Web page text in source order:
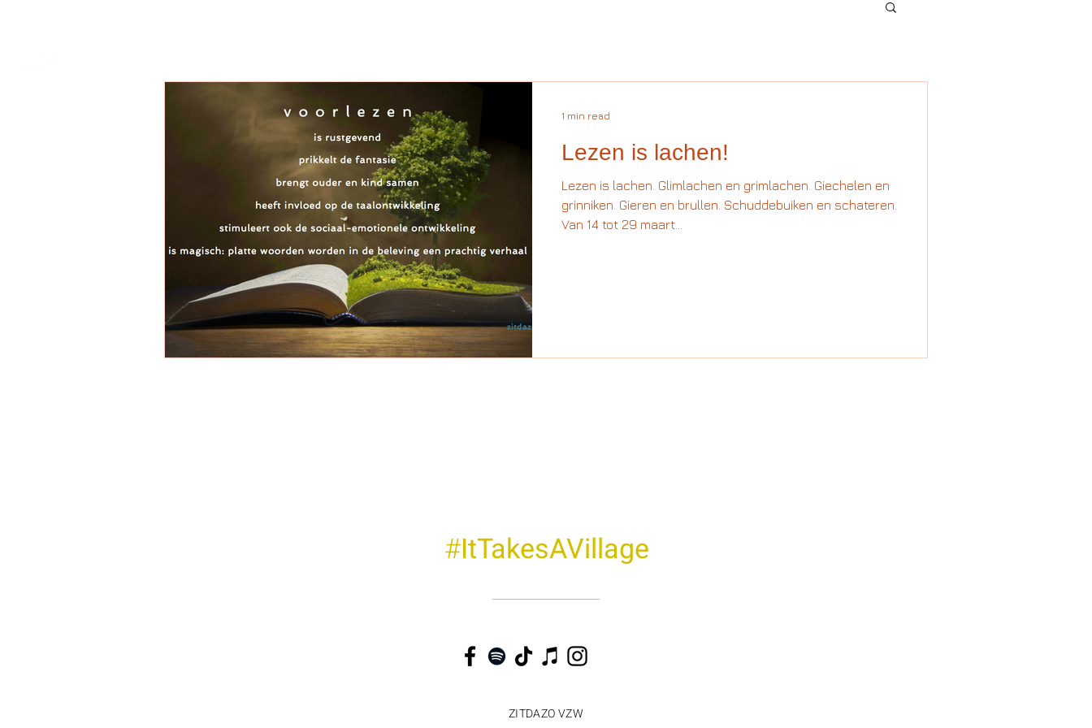
Lezen is lachen!
Lezen is lachen. Glimlachen en grimlachen. Giechelen en
grinniken. Gieren en brullen. Schuddebuiken en schateren.
Van 14 tot 29 maart...
1 min read
#ItTakesAVillage
ZITDAZO VZW